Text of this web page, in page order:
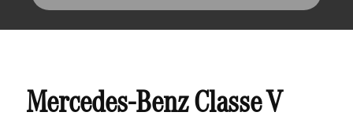
Primeiro nome*
Mercedes-Benz Classe V